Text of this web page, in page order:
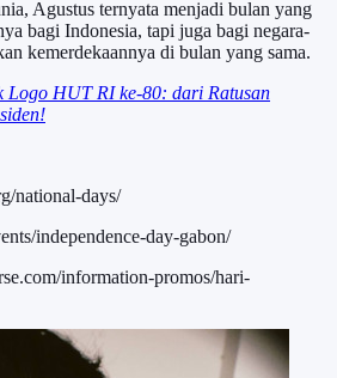
Agustus ternyata menjadi bulan yang
bagi Indonesia, tapi juga bagi negara-
kemerdekaannya di bulan yang sama.
Logo HUT RI ke-80: dari Ratusan
national-days/
independence-day-gabon/
information-promos/hari-